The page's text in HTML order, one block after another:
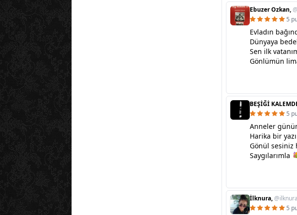
Ebuzer Ozkan,
5
Evladın
Dünyaya
Sen ilk
Gönlümün
BEŞİĞİ
5
Anneler
Harika bir
Gönül sesiniz
Saygılarımla
İlknura,@ilknura
5